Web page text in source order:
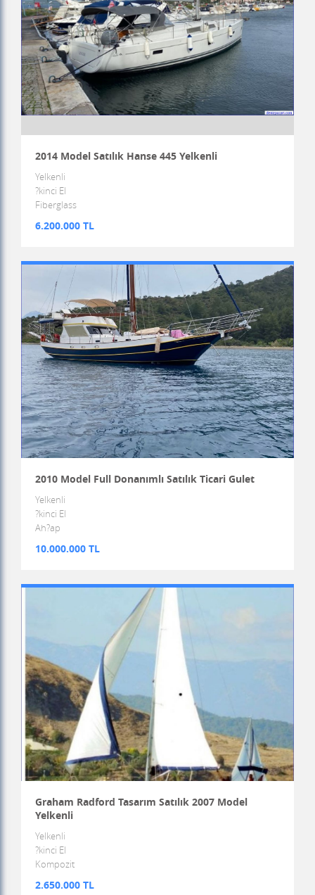
2014 Model Satılık Hanse 445 Yelkenli
Yelkenli
?kinci El
Fiberglass
6.200.000 TL
2010 Model Full Donanımlı Satılık Ticari Gulet
Yelkenli
?kinci El
Ah?ap
10.000.000 TL
Graham Radford Tasarım Satılık 2007 Model
Yelkenli
Yelkenli
?kinci El
Kompozit
2.650.000 TL